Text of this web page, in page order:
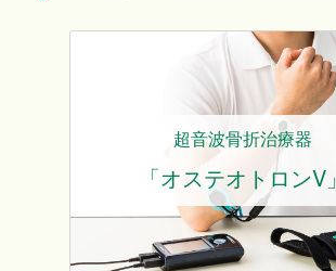
超音波骨折治療器
「オステオトロンV」